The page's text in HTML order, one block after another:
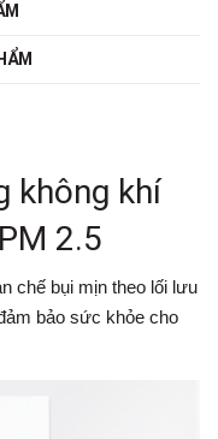
không khí
2.5
chế bụi mịn theo lối lưu
bảo sức khỏe cho